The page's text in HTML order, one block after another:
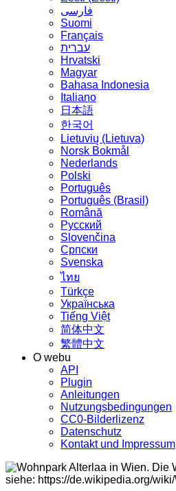
فارسی
Suomi
Français
עברית
Hrvatski
Magyar
Bahasa Indonesia
Italiano
日本語
한국어
Lietuvių (Lietuva)
‪Norsk Bokmål‬
Nederlands
Polski
Português
Português (Brasil)
Română
Русский
Slovenčina
Српски
Svenska
ไทย
Türkçe
Українська
Tiếng Việt
简体中文
繁體中文
O webu
API
Plugin
Anleitungen
Nutzungsbedingungen
CC0-Bilderlizenz
Datenschutz
Kontakt und Impressum